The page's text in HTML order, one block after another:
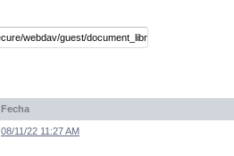
Fecha
08/11/22 11:27 AM